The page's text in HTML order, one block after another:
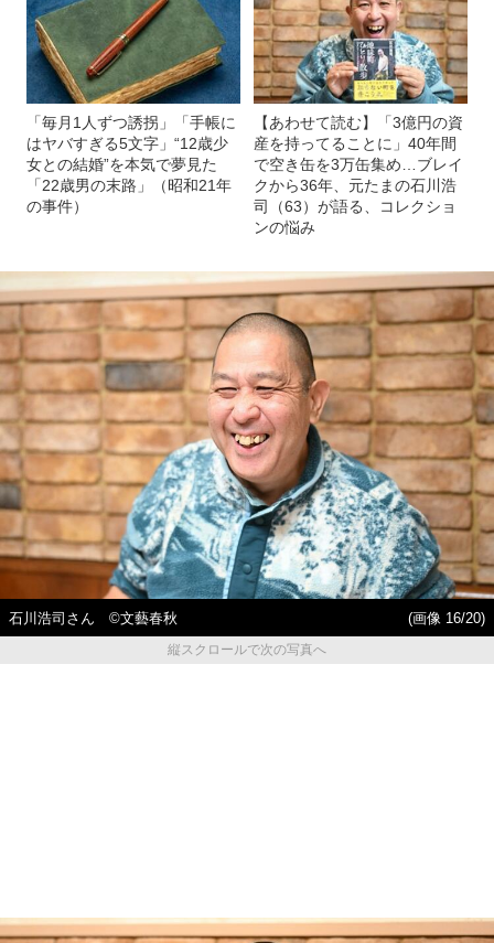
「毎月1人ずつ誘拐」「手帳に
はヤバすぎる5文字」“12歳少
女との結婚”を本気で夢見た
「22歳男の末路」（昭和21年
の事件）
【あわせて読む】「3億円の資
産を持ってることに」40年間
で空き缶を3万缶集め…ブレイ
クから36年、元たまの石川浩
司（63）が語る、コレクショ
ンの悩み
石川浩司さん ©︎文藝春秋
(画像 16/20)
縦スクロールで次の写真へ